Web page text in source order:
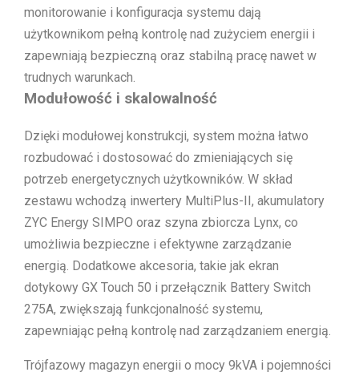
monitorowanie i konfiguracja systemu dają
użytkownikom pełną kontrolę nad zużyciem energii i
zapewniają bezpieczną oraz stabilną pracę nawet w
trudnych warunkach.
Modułowość i skalowalność
Dzięki modułowej konstrukcji, system można łatwo
rozbudować i dostosować do zmieniających się
potrzeb energetycznych użytkowników. W skład
zestawu wchodzą inwertery MultiPlus-II, akumulatory
ZYC Energy SIMPO oraz szyna zbiorcza Lynx, co
umożliwia bezpieczne i efektywne zarządzanie
energią. Dodatkowe akcesoria, takie jak ekran
dotykowy GX Touch 50 i przełącznik Battery Switch
275A, zwiększają funkcjonalność systemu,
zapewniając pełną kontrolę nad zarządzaniem energią.
Trójfazowy magazyn energii o mocy 9kVA i pojemności